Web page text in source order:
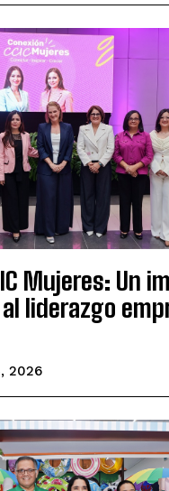
Mujeres: Un
liderazgo
2026